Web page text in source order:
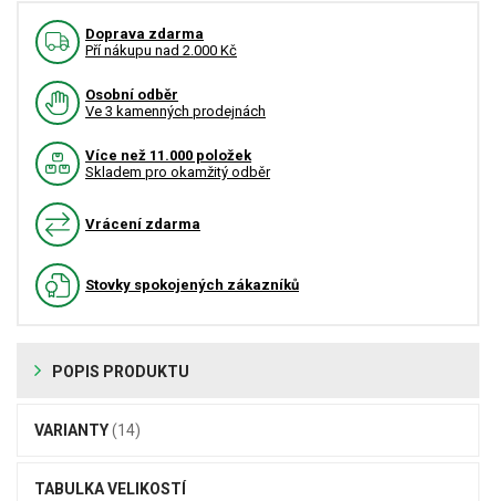
Doprava zdarma
Pří nákupu nad 2.000 Kč
Osobní odběr
Ve 3 kamenných prodejnách
Více než 11.000 položek
Skladem pro okamžitý odběr
Vrácení zdarma
Stovky spokojených zákazníků
POPIS PRODUKTU
VARIANTY(14)
TABULKA VELIKOSTÍ